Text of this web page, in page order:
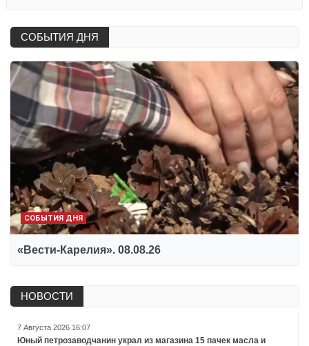
СОБЫТИЯ ДНЯ
СОБЫТИЯ ДНЯ
«Вести-Карелия». 08.08.26
НОВОСТИ
7 Августа 2026 16:07
Юный петрозаводчанин украл из магазина 15 пачек масла и